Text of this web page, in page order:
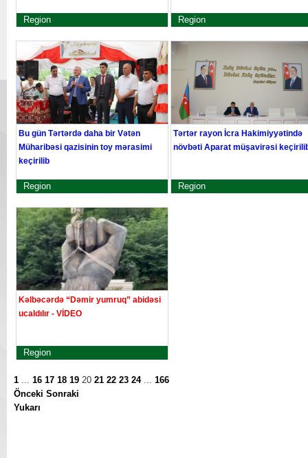
Region Region
Bu gün Tərtərdə daha bir Vətən
Müharibəsi qazisinin toy mərasimi
keçirilib
Region
Tərtər rayon İcra Hakimiyyətində
növbəti Aparat müşavirəsi
Region
Kəlbəcərdə “Dəmir yumruq” abidəsi
ucaldılır - VİDEO
Region
1 ... 16 17 18 19 20 21 22 23 24 ... 166
Önceki Sonraki
Yukarı